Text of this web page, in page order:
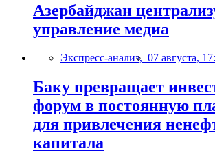
Азербайджан
управление медиа
Экспресс-анализ, 07 августа,
Баку превращает
форум в постоянную
для привлечения
капитала